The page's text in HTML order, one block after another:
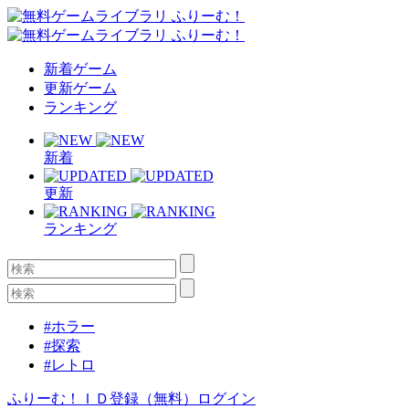
新着ゲーム
更新ゲーム
ランキング
新着
更新
ランキング
#ホラー
#探索
#レトロ
ふりーむ！ＩＤ登録（無料） ログイン